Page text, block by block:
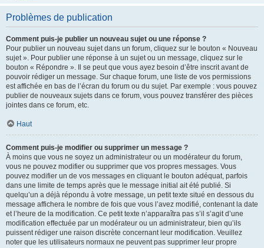
Problèmes de publication
Comment puis-je publier un nouveau sujet ou une réponse ?
Pour publier un nouveau sujet dans un forum, cliquez sur le bouton « Nouveau
sujet ». Pour publier une réponse à un sujet ou un message, cliquez sur le
bouton « Répondre ». Il se peut que vous ayez besoin d’être inscrit avant de
pouvoir rédiger un message. Sur chaque forum, une liste de vos permissions
est affichée en bas de l’écran du forum ou du sujet. Par exemple : vous pouvez
publier de nouveaux sujets dans ce forum, vous pouvez transférer des pièces
jointes dans ce forum, etc.
Haut
Comment puis-je modifier ou supprimer un message ?
À moins que vous ne soyez un administrateur ou un modérateur du forum,
vous ne pouvez modifier ou supprimer que vos propres messages. Vous
pouvez modifier un de vos messages en cliquant le bouton adéquat, parfois
dans une limite de temps après que le message initial ait été publié. Si
quelqu’un a déjà répondu à votre message, un petit texte situé en dessous du
message affichera le nombre de fois que vous l’avez modifié, contenant la date
et l’heure de la modification. Ce petit texte n’apparaîtra pas s’il s’agit d’une
modification effectuée par un modérateur ou un administrateur, bien qu’ils
puissent rédiger une raison discrète concernant leur modification. Veuillez
noter que les utilisateurs normaux ne peuvent pas supprimer leur propre